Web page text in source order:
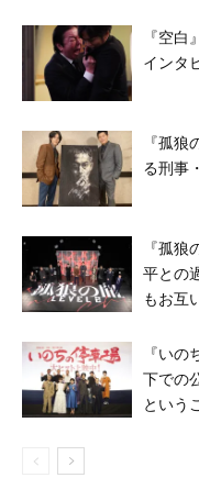
『空
インタ
『孤
る刑事
『孤狼
平との
もお互
『い
下での
という